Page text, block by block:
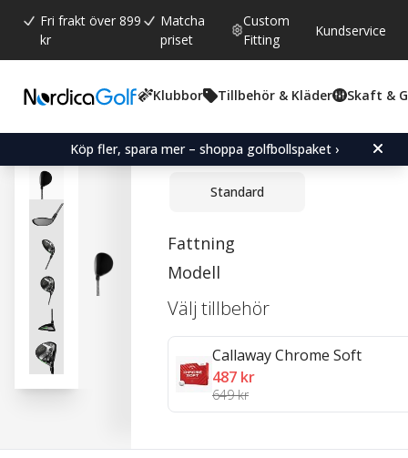
Fri frakt över 899
kr
Matcha
priset
Custom
Fitting
Kundservice
Klubbor Tillbehör & Kläder Skaft &
Köp fler, spara mer – shoppa golfbollspaket ›
Callaway Elyte Triple-
Standard
Fattning
Modell
Välj tillbehör
Callaway Chrome Soft
487 kr
649 kr